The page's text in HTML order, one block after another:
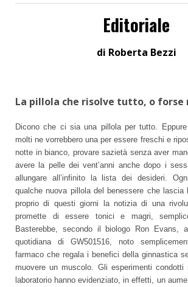
Editoriale
di Roberta Bezzi
La pillola che risolve tutto, o forse
Dicono che ci sia una pillola per tutto.
molti ne vorrebbero una per essere freschi e
notte in bianco, provare sazietà senza aver
avere la pelle dei vent’anni anche dopo i
allungare all’infinito la lista dei desideri.
qualche nuova pillola del benessere che
proprio di questi giorni la notizia di una
promette di essere tonici e magri,
Basterebbe, secondo il biologo Ron Evans,
quotidiana di GW501516, noto
farmaco che regala i benefici della ginnastica
muovere un muscolo. Gli esperimenti
laboratorio hanno evidenziato, in effetti, un